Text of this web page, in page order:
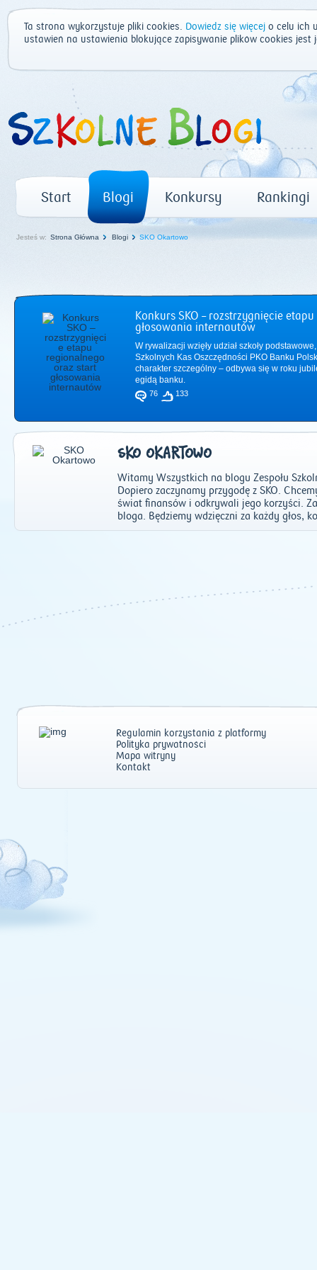
Ta strona wykorzystuje pliki cookies. Dowiedz się więcej o celu ich
ustawień na ustawienia blokujące zapisywanie plików cookies
Start Blogi Konkursy Rankingi
Jesteś w: Strona Główna Blogi SKO Okartowo
Konkurs SKO – rozstrzygnięcie
głosowania internautów
W rywalizacji wzięły udział szkoły
Szkolnych Kas Oszczędności PKO Banku
charakter szczególny – odbywa się w roku
egidą banku.
76 133
SKO OKARTOWO
Witamy Wszystkich na blogu Zespołu
Dopiero zaczynamy przygodę z SKO.
świat finansów i odkrywali jego korzyści.
bloga. Będziemy wdzięczni za każdy głos,
2011| 2012|
Regulamin korzystania z platformy
Polityka prywatności
Mapa witryny
Kontakt